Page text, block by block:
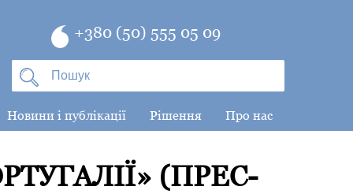
+380 (50) 555 05 09
Новини і публікації Рішення Про нас
(ПРЕС-